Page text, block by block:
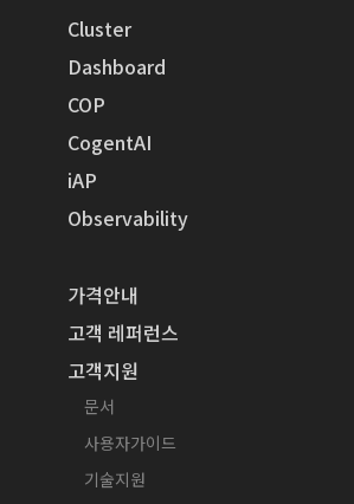
Cluster
Dashboard
COP
CogentAI
iAP
Observability
가격안내
고객 레퍼런스
고객지원
문서
사용자가이드
기술지원